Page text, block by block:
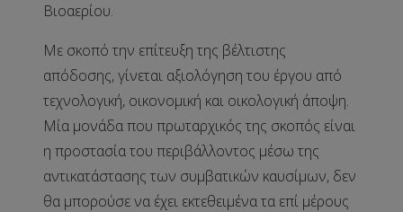
Βιοαερίου.
Με σκοπό την επίτευξη της βέλτιστης
απόδοσης, γίνεται αξιολόγηση του έργου από
τεχνολογική, οικονομική και οικολογική άποψη.
Μία μονάδα που πρωταρχικός της σκοπός είναι
η προστασία του περιβάλλοντος μέσω της
αντικατάστασης των συμβατικών καυσίμων, δεν
θα μπορούσε να έχει εκτεθειμένα τα επί μέρους